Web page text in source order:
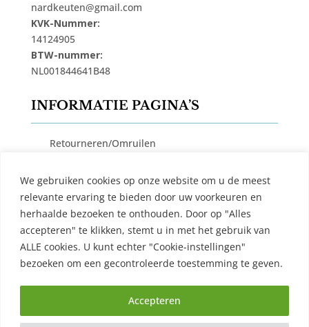
We gebruiken cookies op onze website om u de meest
relevante ervaring te bieden door uw voorkeuren en
herhaalde bezoeken te onthouden. Door op "Alles
accepteren" te klikken, stemt u in met het gebruik van
ALLE cookies. U kunt echter "Cookie-instellingen"
bezoeken om een ​​gecontroleerde toestemming te geven.
Accepteren
nardkeuten@gmail.com
KVK-Nummer:
14124905
BTW-nummer:
NL001844641B48
INFORMATIE PAGINA’S
Retourneren/Omruilen
Cookiebeleid
Algemene Voorwaarden
Contact